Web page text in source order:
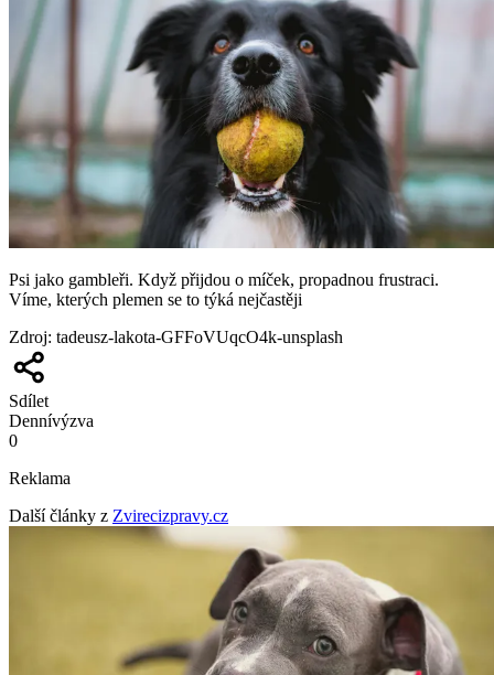
Psi jako gambleři. Když přijdou o míček, propadnou frustraci.
Víme, kterých plemen se to týká nejčastěji
Zdroj: tadeusz-lakota-GFFoVUqcO4k-unsplash
Sdílet
Dennívýzva
0
Reklama
Další články z Zvirecizpravy.cz